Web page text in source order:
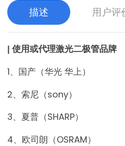
描述 用户评
| 使用或代理激光二极管品牌
1、国产（华光 华上）
2、索尼（sony）
3、夏普（SHARP）
4、欧司朗（OSRAM）